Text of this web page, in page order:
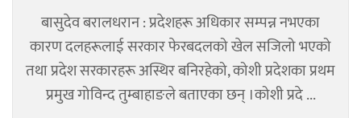
बासुदेव बरालधरान : प्रदेशहरू अधिकार सम्पन्न नभएका
कारण दलहरूलाई सरकार फेरबदलको खेल सजिलो भएको
तथा प्रदेश सरकारहरू अस्थिर बनिरहेको, कोशी प्रदेशका प्रथम
प्रमुख गोविन्द तुम्बाहाङले बताएका छन् ।कोशी प्रदे ...